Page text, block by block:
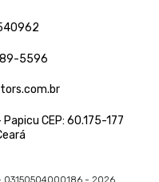
5596
CEP: 60.175-177
- 2026